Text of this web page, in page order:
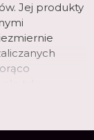
Jej produkty